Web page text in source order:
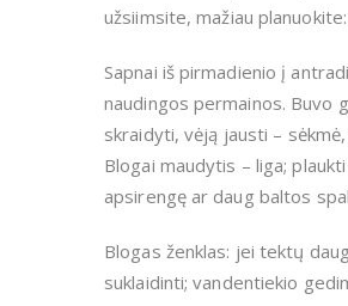
užsiimsite, mažiau
Sapnai iš pirmadienio į
naudingos permainos. Buvo
skraidyti, vėją jausti –
Blogai maudytis – liga;
apsirengę ar daug baltos
Blogas ženklas: jei tektų
suklaidinti; vandentiekio